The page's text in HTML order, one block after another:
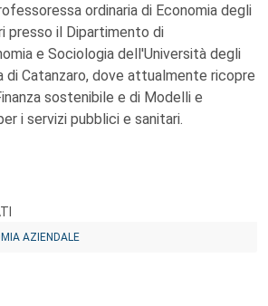
ordinaria di Economia degli
presso il Dipartimento di
e Sociologia dell'Università degli
di Catanzaro, dove attualmente ricopre
sostenibile e di Modelli e
i servizi pubblici e sanitari.
AZIENDALE